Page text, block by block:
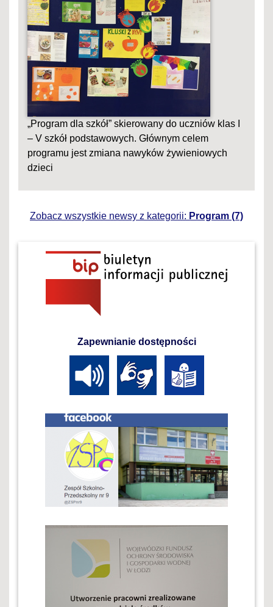
„Program dla szkół” skierowany do uczniów klas I
– V szkół podstawowych. Głównym celem
programu jest zmiana nawyków żywieniowych
dzieci
Zobacz wszystkie newsy z kategorii: Program (7)
Zapewnianie dostępności